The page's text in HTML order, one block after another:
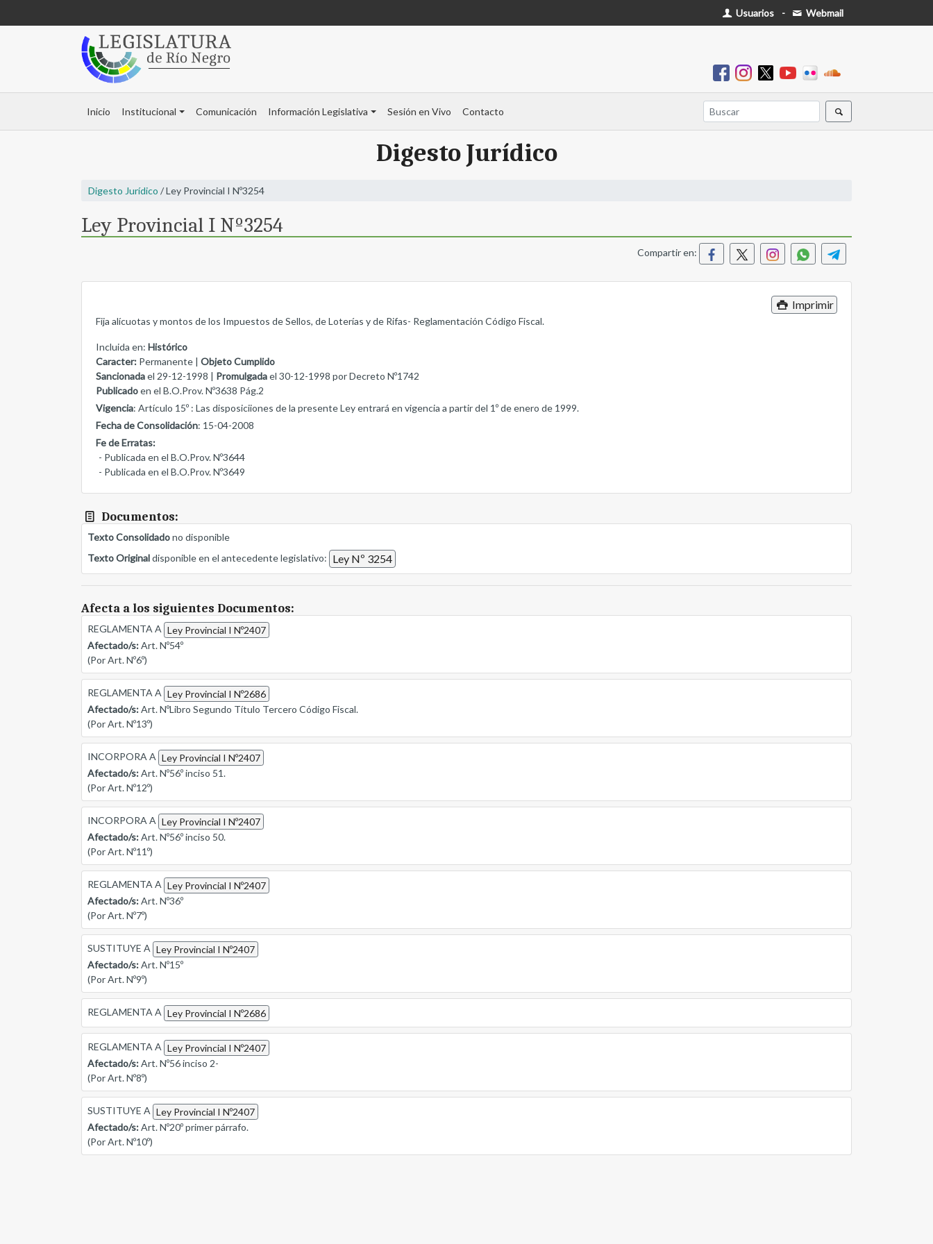
Usuarios - Webmail
Inicio Institucional Comunicación Información Legislativa Sesión en Vivo Contacto
Digesto Jurídico
Digesto Jurídico / Ley Provincial I Nº3254
Ley Provincial I Nº3254
Compartir en:
Imprimir
Fija alícuotas y montos de los Impuestos de Sellos, de Loterías y de Rifas- Reglamentación Código Fiscal.
Incluida en: Histórico
Caracter: Permanente | Objeto Cumplido
Sancionadael 29-12-1998 | Promulgadael 30-12-1998 por Decreto Nº1742
Publicadoen el B.O.Prov. Nº3638 Pág.2
Vigencia: Artículo 15º : Las disposiciiones de la presente Ley entrará en vigencia a partir del 1º de enero de 1999.
Fecha de Consolidación: 15-04-2008
Fe de Erratas:
- Publicada en el B.O.Prov. Nº3644
- Publicada en el B.O.Prov. Nº3649
Documentos:
Texto Consolidadono disponible
Texto Originaldisponible en el antecedente legislativo: Ley Nº 3254
Afecta a los siguientes Documentos:
REGLAMENTA A Ley Provincial I Nº2407
Afectado/s:Art. Nº54º
(Por Art. Nº6º)
REGLAMENTA A Ley Provincial I Nº2686
Afectado/s:Art. NºLibro Segundo Título Tercero Código Fiscal.
(Por Art. Nº13º)
INCORPORA A Ley Provincial I Nº2407
Afectado/s:Art. Nº56º inciso 51.
(Por Art. Nº12º)
INCORPORA A Ley Provincial I Nº2407
Afectado/s:Art. Nº56º inciso 50.
(Por Art. Nº11º)
REGLAMENTA A Ley Provincial I Nº2407
Afectado/s:Art. Nº36º
(Por Art. Nº7º)
SUSTITUYE A Ley Provincial I Nº2407
Afectado/s:Art. Nº15º
(Por Art. Nº9º)
REGLAMENTA A Ley Provincial I Nº2686
REGLAMENTA A Ley Provincial I Nº2407
Afectado/s:Art. Nº56 inciso 2-
(Por Art. Nº8º)
SUSTITUYE A Ley Provincial I Nº2407
Afectado/s:Art. Nº20º primer párrafo.
(Por Art. Nº10º)